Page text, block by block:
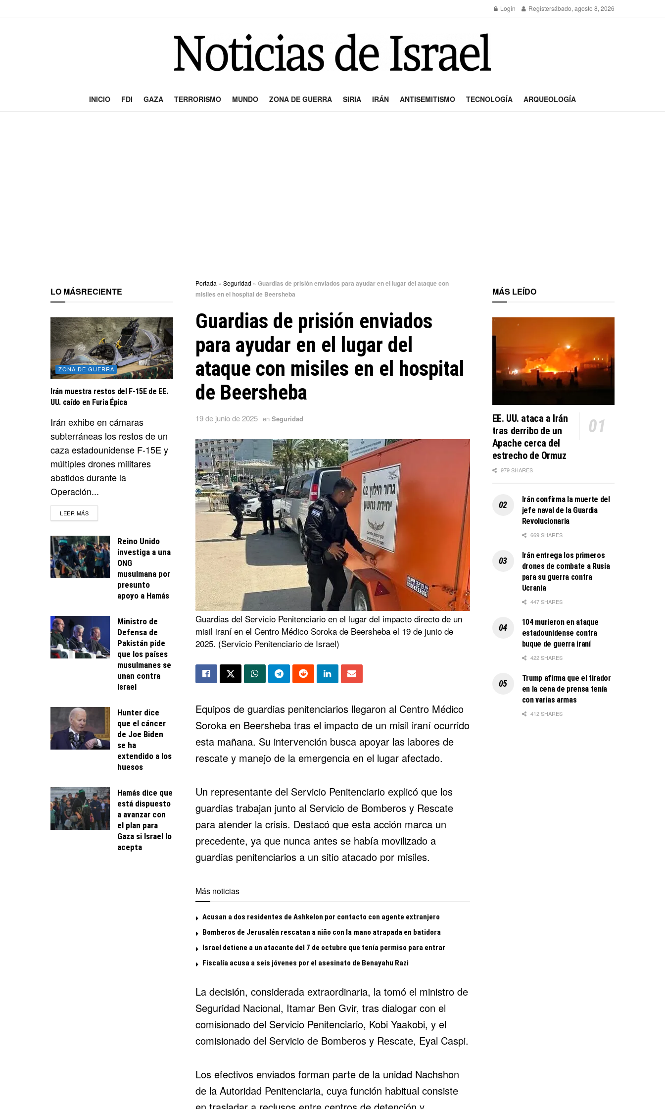
Login Registersábado, agosto 8, 2026
INICIO FDI GAZA TERRORISMO MUNDO ZONA DE GUERRA SIRIA IRÁN ANTISEMITISMO TECNOLOGÍA ARQUEOLOGÍA
Portada » Seguridad » Guardias de prisión enviados para ayudar en el lugar del ataque con
misiles en el hospital de Beersheba
Guardias de prisión enviados
para ayudar en el lugar del
ataque con misiles en el hospital
de Beersheba
19 de junio de 2025 en Seguridad
Guardias del Servicio Penitenciario en el lugar del impacto directo de un
misil iraní en el Centro Médico Soroka de Beersheba el 19 de junio de
2025. (Servicio Penitenciario de Israel)
Equipos de guardias penitenciarios llegaron al Centro Médico
Soroka en Beersheba tras el impacto de un misil iraní ocurrido
esta mañana. Su intervención busca apoyar las labores de
rescate y manejo de la emergencia en el lugar afectado.
Un representante del Servicio Penitenciario explicó que los
guardias trabajan junto al Servicio de Bomberos y Rescate
para atender la crisis. Destacó que esta acción marca un
precedente, ya que nunca antes se había movilizado a
guardias penitenciarios a un sitio atacado por misiles.
Más noticias
Acusan a dos residentes de Ashkelon por contacto con agente extranjero
Bomberos de Jerusalén rescatan a niño con la mano atrapada en batidora
Israel detiene a un atacante del 7 de octubre que tenía permiso para entrar
Fiscalía acusa a seis jóvenes por el asesinato de Benayahu Razi
La decisión, considerada extraordinaria, la tomó el ministro de
Seguridad Nacional, Itamar Ben Gvir, tras dialogar con el
comisionado del Servicio Penitenciario, Kobi Yaakobi, y el
comisionado del Servicio de Bomberos y Rescate, Eyal Caspi.
Los efectivos enviados forman parte de la unidad Nachshon
de la Autoridad Penitenciaria, cuya función habitual consiste
LO MÁSRECIENTE
ZONA DE GUERRA
Irán muestra restos del F-15E de EE.
UU. caído en Furia Épica
Irán exhibe en cámaras
subterráneas los restos de un
caza estadounidense F-15E y
múltiples drones militares
abatidos durante la
Operación...
LEER MÁSDETAILS
Reino Unido
investiga a una
ONG
musulmana por
presunto
apoyo a Hamás
Ministro de
Defensa de
Pakistán pide
que los países
musulmanes se
unan contra
Israel
Hunter dice
que el cáncer
de Joe Biden
se ha
extendido a los
huesos
Hamás dice que
está dispuesto
a avanzar con
el plan para
Gaza si Israel lo
acepta
MÁS LEÍDO
EE. UU. ataca a Irán
tras derribo de un
Apache cerca del
estrecho de Ormuz
979 SHARES
Irán confirma la muerte del
jefe naval de la Guardia
Revolucionaria
669 SHARES
Irán entrega los primeros
drones de combate a Rusia
para su guerra contra
Ucrania
447 SHARES
104 murieron en ataque
estadounidense contra
buque de guerra iraní
422 SHARES
Trump afirma que el tirador
en la cena de prensa tenía
con varias armas
412 SHARES